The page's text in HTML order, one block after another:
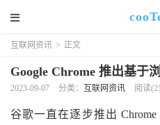
互联网资讯 > 正文
Google Chrome 推出基于
2023-09-07 分类： 互联网资讯 阅读
谷歌一直在逐步推出